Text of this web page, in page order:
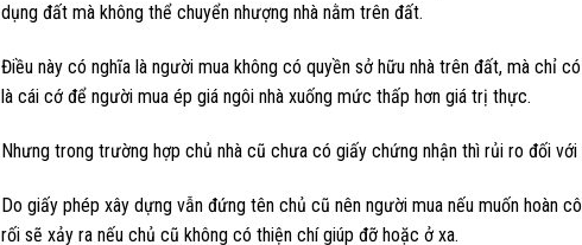
dụng đất mà không thể chuyển nhượng nhà nằm trên đất.
Điều này có nghĩa là người mua không có quyền sở hữu nhà trên đất, mà chỉ
là cái cớ để người mua ép giá ngôi nhà xuống mức thấp hơn giá trị thực.
Nhưng trong trường hợp chủ nhà cũ chưa có giấy chứng nhận thì rủi ro đối
Do giấy phép xây dựng vẫn đứng tên chủ cũ nên người mua nếu muốn hoàn
rối sẽ xảy ra nếu chủ cũ không có thiện chí giúp đỡ hoặc ở xa.